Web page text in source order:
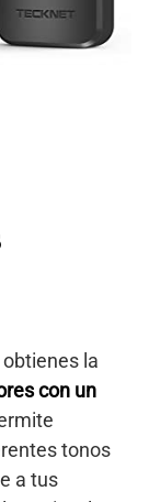
la
con un
tonos
a tus